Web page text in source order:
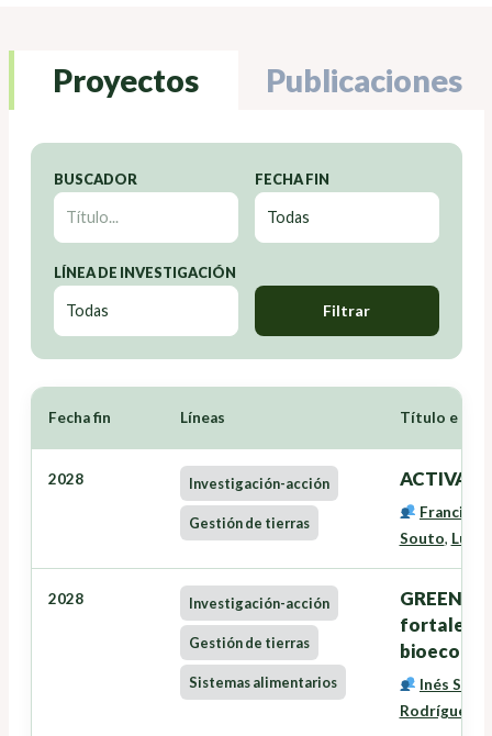
Proyectos Publicaciones
BUSCADOR FECHA FIN
LÍNEA DE INVESTIGACIÓN
Filtrar
Fecha fin Líneas Título e
2028 Investigación-acción
Gestión de tierras
Francisco
Souto,
2028 Investigación-acción
Gestión de tierras
Sistemas alimentarios
Inés
Rodríguez